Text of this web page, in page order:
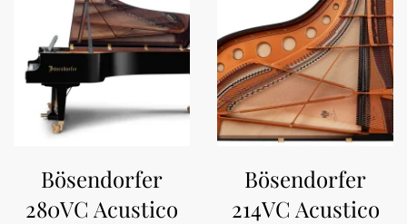
Bösendorfer
280VC Acustico
Bösendorfer
214VC Acustico